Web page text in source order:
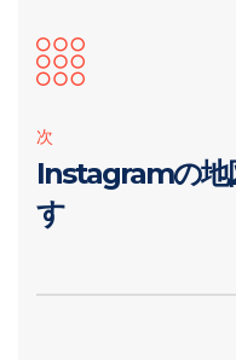
次
Instagramの地
す